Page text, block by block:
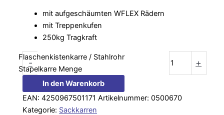
mit aufgeschäumten WFLEX Rädern
mit Treppenkufen
250kg Tragkraft
-
Flaschenkistenkarre / Stahlrohr
Stapelkarre Menge
+
In den Warenkorb
EAN:4250967501171 Artikelnummer:0500670
Kategorie: Sackkarren